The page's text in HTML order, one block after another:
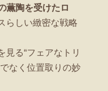
薫陶を受けたロ
らしい緻密な戦略
見る“フェアなトリ
なく位置取りの妙